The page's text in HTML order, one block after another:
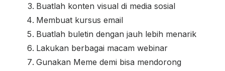
Buatlah konten visual di media sosial
Membuat kursus email
Buatlah buletin dengan jauh lebih menarik
Lakukan berbagai macam webinar
Gunakan Meme demi bisa mendorong